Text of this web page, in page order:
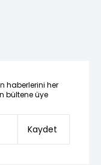
haberlerini her
bültene üye
Kaydet